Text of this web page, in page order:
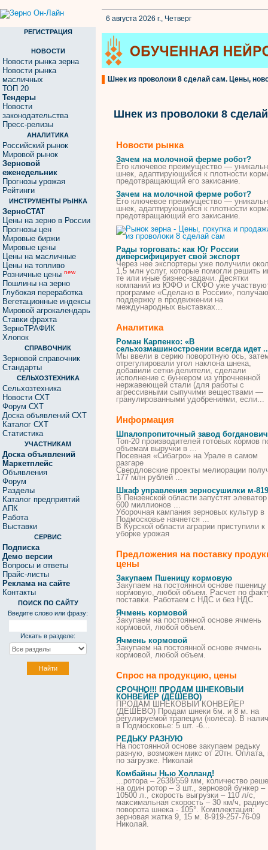
6 августа 2026 г., Четверг
РЕГИСТРАЦИЯ
НОВОСТИ
Новости рынка зерна
Новости рынка
масличных
ТОП 20
Тендеры
Новости
законодательства
Пресс-релизы
АНАЛИТИКА
Российский рынок
Мировой рынок
Зерновой
еженедельник
Прогнозы урожая
Рейтинги
ИНСТРУМЕНТЫ РЫНКА
ЗерноСТАТ
Цены на зерно в России
Прогнозы цен
Мировые биржи
Мировые цены
Цены на масличные
Цены на топливо
Розничные цены new
Пошлины на зерно
Глубокая переработка
Вегетационные индексы
Мировой агрокалендарь
Ставки фрахта
ЗерноТРАФИК
Хлопок
СПРАВОЧНИК
Зерновой справочник
Стандарты
СЕЛЬХОЗТЕХНИКА
Сельхозтехника
Новости СХТ
Форум СХТ
Доска объявлений СХТ
Каталог СХТ
Статистика
УЧАСТНИКАМ
Доска объявлений
Маркетплейс
Объявления
Форум
Разделы
Каталог предприятий
АПК
Работа
Выставки
СЕРВИС
Подписка
Демо версии
Вопросы и ответы
Прайс-листы
Реклама на сайте
Контакты
ПОИСК ПО САЙТУ
Введите слово или фразу:
Искать в разделе:
Шнек из проволоки 8 сделай сам. Цены,
Шнек из проволоки 8
Новости рынка
Зачем на молочной ферме робот?
Его ключевое преимущество —
шнек, адаптирующийся к плотности
предотвращающий его закисание.
Зачем на молочной ферме робот?
Его ключевое преимущество —
шнек, адаптирующийся к плотности
предотвращающий его закисание.
Рады торговать: как Юг России
диверсифицирует свой экспорт
Через нее экспортеры уже получили
1,5 млн услуг, которые помогли решить
те или иные бизнес-задачи. Десятки
компаний из ЮФО и СКФО уже
программе «Сделано в России»,
поддержку в продвижении на
международных выставках...
Аналитика
Роман Карпенко: «В
сельхозмашиностроении всегда идет
Мы ввели в серию поворотную ось,
отрегулировали угол наклона шнека,
добавили сетки-делители, сделали
исполнение с бункером из упрочненной
нержавеющей стали (для работы с
агрессивными сыпучими веществами —
гранулированными удобрениями, если...
Информация
Шпалопропиточный завод богданович
Топ-20 производителей готовых кормов
объемам выручки в ...
Посевная «Сибагро» на Урале в самом
разгаре
Свердловские проекты мелиорации
177 млн рублей ...
Шкаф управления зерносушилки м-819
В Пензенской области запустят
600 миллионов ...
Уборочная кампания зерновых культур в
Подмосковье начнется ...
В Курской области аграрии приступили к
уборке урожая
Предложения на поставку
цены
Закупаем Пшеницу кормовую
Закупаем на постоянной основе пшеницу
кормовую, любой объем. Расчет по
поставки. Работаем с НДС и без НДС
Ячмень кормовой
Закупаем на постоянной основе ячмень
кормовой, любой объем.
Ячмень кормовой
Закупаем на постоянной основе ячмень
кормовой, любой объем.
Спрос на продукцию, цены
СРОЧНО!!! ПРОДАМ ШНЕКОВЫЙ
КОНВЕЙЕР (ДЁШЕВО)
ПРОДАМ ШНЕКОВЫЙ КОНВЕЙЕР
(ДЁШЕВО) Продам шнеки 6м. и 8 м. на
регулируемой трапеции (колёса). В
в Подмосковье: 5 шт. -6...
РЕДЬКУ РАЗНУЮ
На постоянной основе закупаем редьку
разную, возможен микс от 20тн. Оплата,
по загрузке. Николай
Комбайны Нью Холланд!
...ротора – 2638/559 мм, количество
на один ротор – 3 шт., зерновой бункер –
10500 л., скорость выгрузки – 110 л/с,
максимальная скорость – 30 км/ч,
поворота шнека - 105°. Комплектация:
зерновая жатка 9, 15 м. 8-919-257-76-09
Николай.